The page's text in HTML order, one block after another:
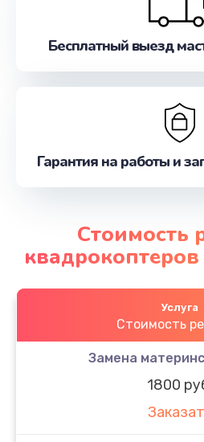
Бесплатный выезд
Гарантия на работы и
Стоимость
Услуга
Стоимость
Замена
1800